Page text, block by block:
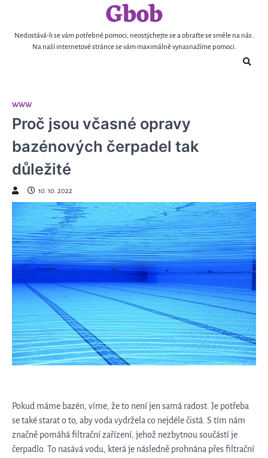
content
Gbob
Nedostává-li se vám potřebné pomoci, neostýchejte se a obraťte se směle na nás.
Na naší internetové stránce se vám maximálně vynasnažíme pomoci.
WWW
Proč jsou včasné opravy
bazénových čerpadel tak
důležité
10. 10. 2022
Pokud máme bazén, víme, že to není jen samá radost. Je potřeba
se také starat o to, aby voda vydržela co nejdéle čistá. S tím nám
značně pomáhá filtrační zařízení, jehož nezbytnou součástí je
čerpadlo. To nasává vodu, která je následně prohnána přes filtrační